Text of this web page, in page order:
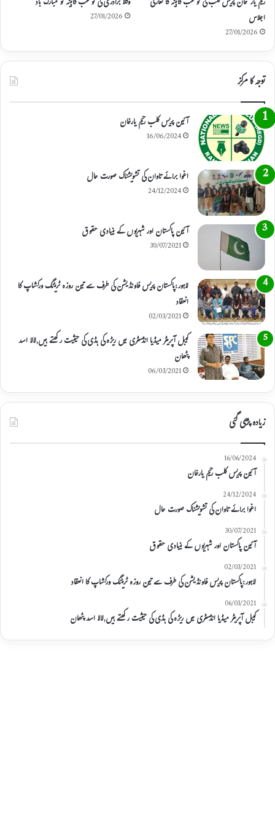
اجلاس
27/01/2026
27/01/2026
توجہ کا مرکز
آئین پریس کلب رحیم یارخان
16/06/2024
اغوا برائے تاوان کی تشویشناک صورت حال
24/12/2024
آئین پاکستان اور شہریوں کے بنیادی حقوق
30/07/2021
لاہور:پاکستان پریس فاونڈیشن کی طرف سے تین روزہ ٹریننگ ورکشاپ کا
انعقاد
02/03/2021
کیبل آپریٹر میڈیا انڈسٹری میں ریڑہ کی ہڈی کی حیثیت رکھتے ہیں,لالا اسد
پٹھان
06/03/2021
زیادہ پڑھی گئی
16/06/2024
آئین پریس کلب رحیم یارخان
24/12/2024
اغوا برائے تاوان کی تشویشناک صورت حال
30/07/2021
آئین پاکستان اور شہریوں کے بنیادی حقوق
02/03/2021
لاہور:پاکستان پریس فاونڈیشن کی طرف سے تین روزہ ٹریننگ ورکشاپ کا انعقاد
06/03/2021
کیبل آپریٹر میڈیا انڈسٹری میں ریڑہ کی ہڈی کی حیثیت رکھتے ہیں,لالا اسد پٹھان